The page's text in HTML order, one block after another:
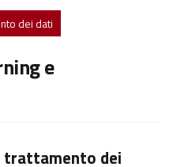
dei dati
e
trattamento dei